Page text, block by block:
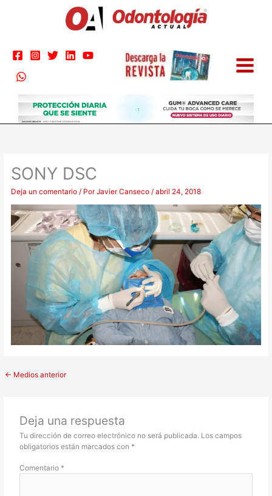
SONY DSC
Deja un comentario / PorJavier Canseco/abril 24, 2018
← Medios anterior
Deja una respuesta
Tu dirección de correo electrónico no será publicada. Los campos
obligatorios están marcados con *
Comentario *